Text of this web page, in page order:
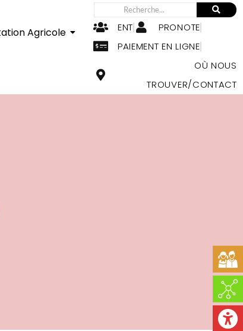
Agricole ENT
PRONOTE
PAIEMENT EN LIGNE
OÙ NOUS
TROUVER/CONTACT